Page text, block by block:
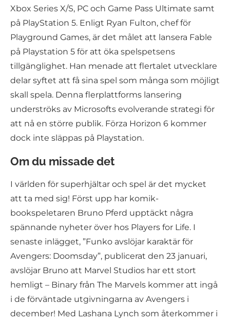
Xbox Series X/S, PC och Game Pass Ultimate samt
på PlayStation 5. Enligt Ryan Fulton, chef för
Playground Games, är det målet att lansera Fable
på Playstation 5 för att öka spelspetsens
tillgänglighet. Han menade att flertalet utvecklare
delar syftet att få sina spel som många som möjligt
skall spela. Denna flerplattforms lansering
underströks av Microsofts evolverande strategi för
att nå en större publik. Förza Horizon 6 kommer
dock inte släppas på Playstation.
Om du missade det
I världen för superhjältar och spel är det mycket
att ta med sig! Först upp har komik-
bookspeletaren Bruno Pferd upptäckt några
spännande nyheter över hos Players for Life. I
senaste inlägget, ”Funko avslöjar karaktär för
Avengers: Doomsday”, publicerat den 23 januari,
avslöjar Bruno att Marvel Studios har ett stort
hemligt – Binary från The Marvels kommer att ingå
i de förväntade utgivningarna av Avengers i
december! Med Lashana Lynch som återkommer i